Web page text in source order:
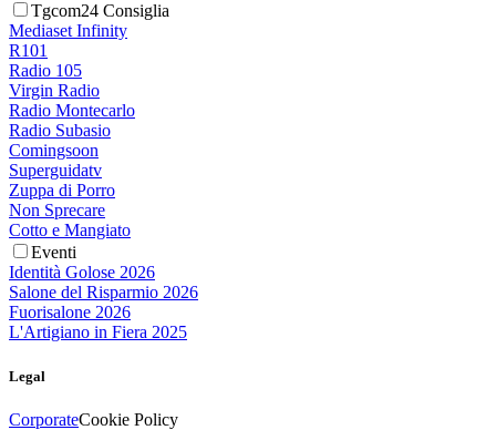
Tgcom24 Consiglia
Mediaset Infinity
R101
Radio 105
Virgin Radio
Radio Montecarlo
Radio Subasio
Comingsoon
Superguidatv
Zuppa di Porro
Non Sprecare
Cotto e Mangiato
Eventi
Identità Golose 2026
Salone del Risparmio 2026
Fuorisalone 2026
L'Artigiano in Fiera 2025
Legal
CorporateCookie Policy